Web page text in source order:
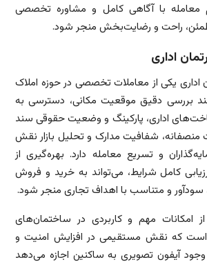
معامله با آگاهی کامل و مشاوره تخصصی
راحت و رضایت‌بخش منجر شود.
اداری
اداری یکی از معاملات تخصصی در حوزه املاک
بررسی دقیق موقعیت مکانی، دسترسی به
اداری، پارکینگ و وضعیت حقوقی سند
شفافیت مدارک و تحلیل بازار نقش
و تسریع معامله دارد. بهره‌گیری از
کامل شرایط، می‌تواند به خرید و فروش
سودآور و متناسب با اهداف تجاری منجر شود.
امکانات مهم و کاربردی در ساختمان‌های
است که نقش مستقیمی در افزایش امنیت و
آیفون تصویری به ساکنین اجازه می‌دهد